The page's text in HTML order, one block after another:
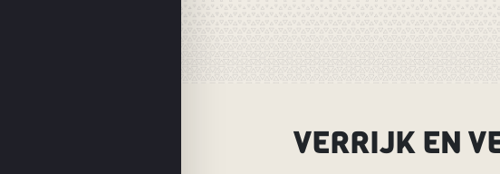
VERRIJK EN